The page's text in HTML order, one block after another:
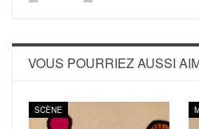
VOUS POURRIEZ AUSSI
SCÈNE